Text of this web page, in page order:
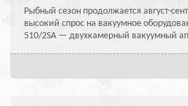
Рыбный сезон продолжается август-
высокий спрос на вакуумное
510/2SA — двухкамерный вакуумный